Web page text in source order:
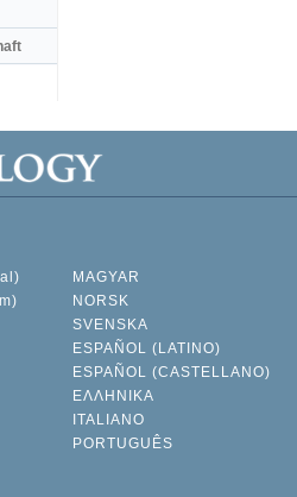
MAGYAR
NORSK
SVENSKA
ESPAÑOL (LATINO)
ESPAÑOL (CASTELLANO)
ΕΛΛΗΝΙΚA
ITALIANO
PORTUGUÊS